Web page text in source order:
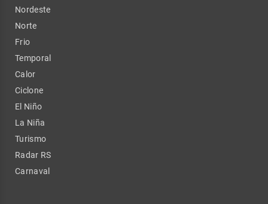
Nordeste
Norte
Frio
Temporal
Calor
Ciclone
El Niño
La Niña
Turismo
Radar RS
Carnaval